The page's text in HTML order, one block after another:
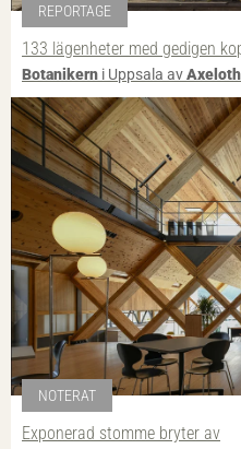
REPORTAGE
133 lägenheter med gedigen
Botanikern i Uppsala av
NOTERAT
Exponerad stomme bryter av